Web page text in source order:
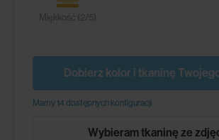
Miękkość (2/5)
Dobierz kolor i tkaninę
Mamy 14 dostępnych konfiguracji
Wybieram tkaninę ze